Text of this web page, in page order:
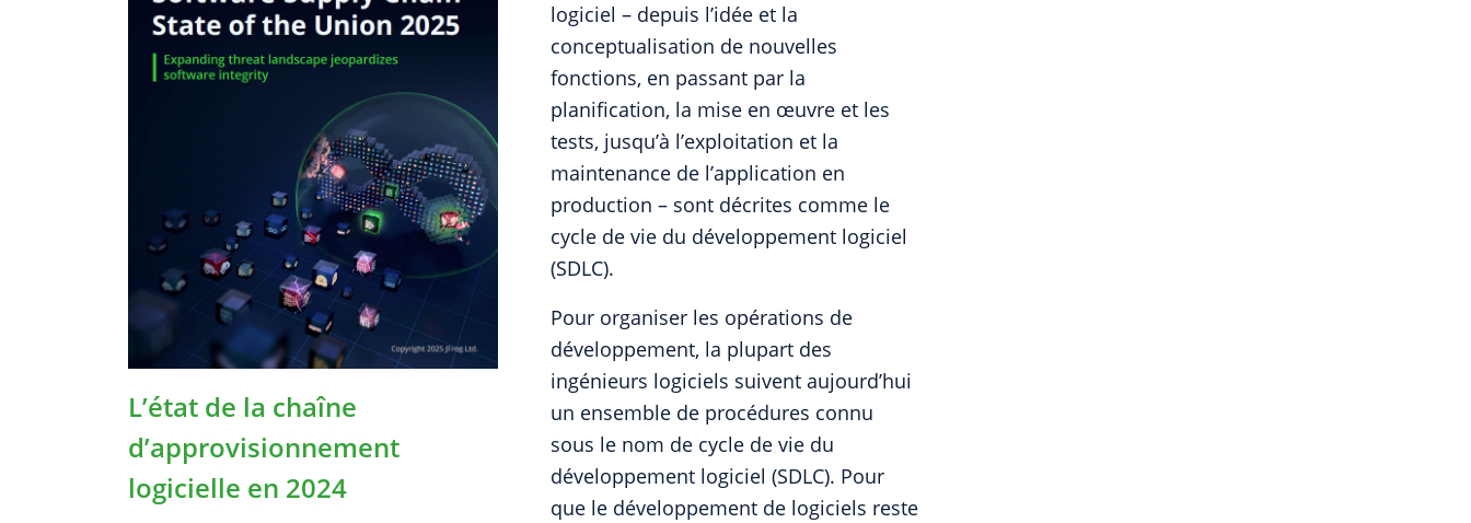
L’état de la chaîne
d’approvisionnement
logicielle en 2024
logiciel – depuis l’idée et la
conceptualisation de nouvelles
fonctions, en passant par la
planification, la mise en œuvre et les
tests, jusqu’à l’exploitation et la
maintenance de l’application en
production – sont décrites comme le
cycle de vie du développement logiciel
(SDLC).
Pour organiser les opérations de
développement, la plupart des
ingénieurs logiciels suivent aujourd’hui
un ensemble de procédures connu
sous le nom de cycle de vie du
développement logiciel (SDLC). Pour
que le développement de logiciels reste